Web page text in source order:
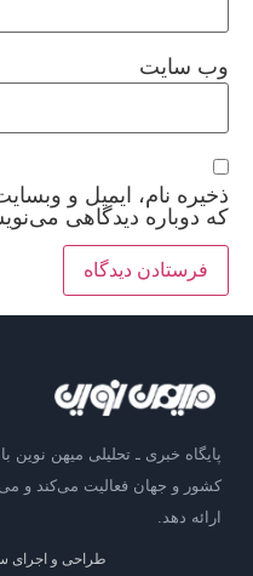
وب‌ سایت
ذخیره نام، ایمیل و
که دوباره دیدگاهی
پایگاه خبری ـ تحلیلی میهن نوین
کشور و جهان فعالیت می‌کند و
ارائه دهد.
طراحی و اجرای